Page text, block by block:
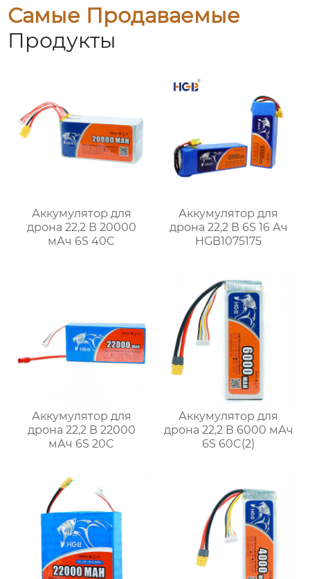
Самые Продаваемые
Продукты
Аккумулятор для
дрона 22,2 В 20000
мАч 6S 40C
Аккумулятор для
дрона 22,2 В 6S 16 Ач
HGB1075175
Аккумулятор для
дрона 22,2 В 22000
мАч 6S 20C
Аккумулятор для
дрона 22,2 В 6000 мАч
6S 60C(2)